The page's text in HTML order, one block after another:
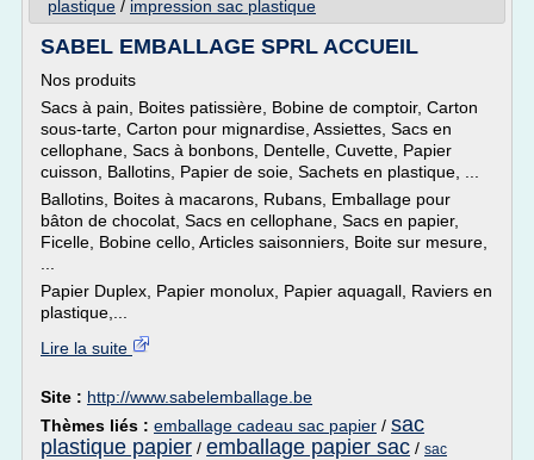
plastique / impression sac plastique
SABEL EMBALLAGE SPRL ACCUEIL
Nos produits
Sacs à pain, Boites patissière, Bobine de comptoir, Carton
sous-tarte, Carton pour mignardise, Assiettes, Sacs en
cellophane, Sacs à bonbons, Dentelle, Cuvette, Papier
cuisson, Ballotins, Papier de soie, Sachets en plastique, ...
Ballotins, Boites à macarons, Rubans, Emballage pour
bâton de chocolat, Sacs en cellophane, Sacs en papier,
Ficelle, Bobine cello, Articles saisonniers, Boite sur mesure,
Papier Duplex, Papier monolux, Papier aquagall, Raviers en
plastique,...
Lire la suite
Site : http://www.sabelemballage.be
Thèmes liés : emballage cadeau sac papier / sac
plastique papier / emballage papier sac / sac